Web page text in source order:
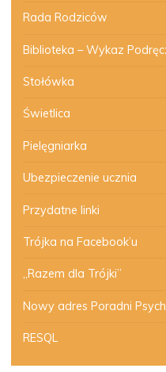
Rada Rodziców
Biblioteka – Wykaz
Stołówka
Świetlica
Pielęgniarka
Ubezpieczenie ucznia
Przydatne linki
Trójka na Facebook’u
„Razem dla Trójki”
Nowy adres Poradni
RESQL